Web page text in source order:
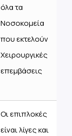
όλα τα
Νοσοκομεία
που εκτελούν
Χειρουργικές
επεμβάσεις
Οι επιπλοκές
είναι λίγες και